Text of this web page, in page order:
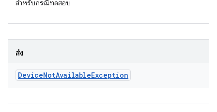
สำหรับกรณีทดสอบ
ส่ง
DeviceNotAvailableException